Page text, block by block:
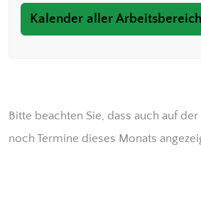
Kalender aller
Bitte beachten Sie, dass auch auf
noch Termine dieses Monats